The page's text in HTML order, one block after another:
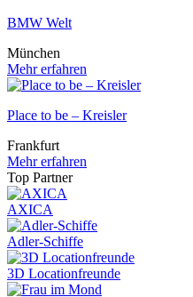
BMW Welt
München
Mehr erfahren
Place to be – Kreisler
Frankfurt
Mehr erfahren
Top Partner
AXICA
Adler-Schiffe
3D Locationfreunde